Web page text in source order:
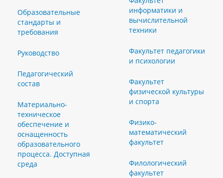
Образовательные
стандарты и
требования
Руководство
Педагогический
состав
Материально-
техническое
обеспечение и
оснащенность
образовательного
процесса. Доступная
среда
информатики и
вычислительной
техники
Факультет педагогики
и психологии
Факультет
физической культуры
и спорта
Физико-
математический
факультет
Филологический
факультет